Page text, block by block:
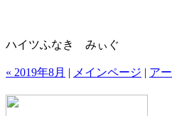
ハイツふなき みぃぐ
« 2019年8月 | メインページ | ア